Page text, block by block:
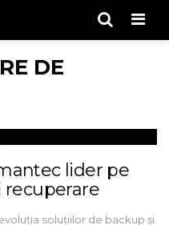
DE
lider pe
soluțiilor de backup și